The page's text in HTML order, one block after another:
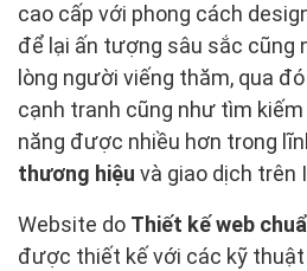
cao cấp với phong cách
để lại ấn tượng sâu sắc cũng
lòng người viếng thăm, qua
cạnh tranh cũng như tìm
năng được nhiều hơn trong
thương hiệu và giao dịch trên
Website do Thiết kế web
được thiết kế với các kỹ